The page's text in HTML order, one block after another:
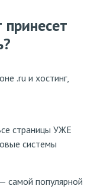
.ru и хостинг,
страницы УЖЕ
системы
самой популярной